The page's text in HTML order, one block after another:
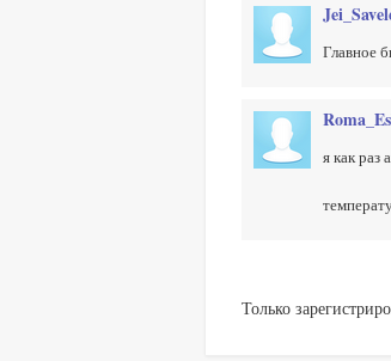
Главное
я как раз
Только